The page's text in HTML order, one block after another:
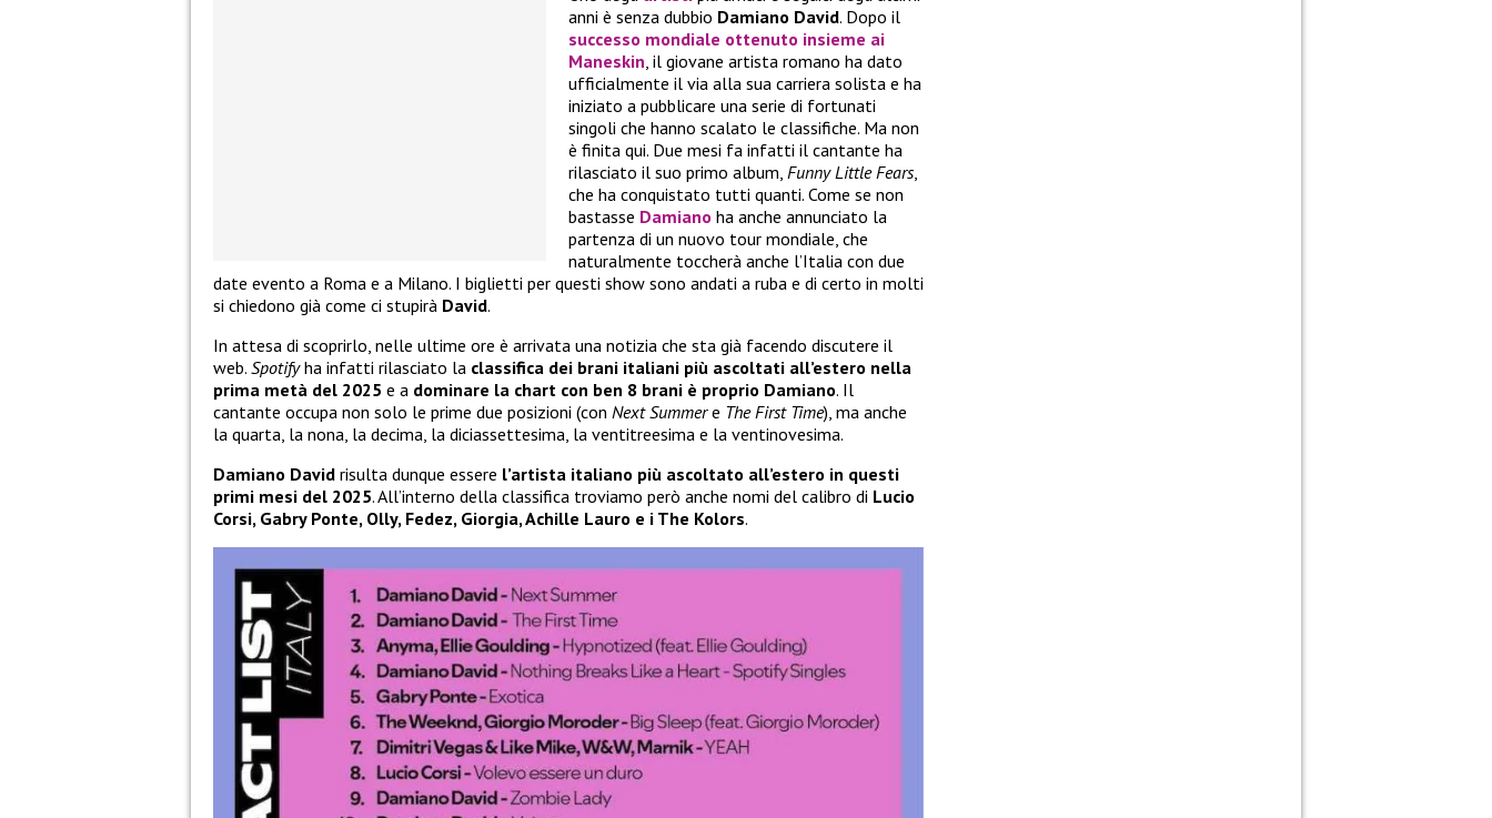
anni è senza dubbio Damiano David. Dopo il
successo mondiale ottenuto insieme ai
Maneskin, il giovane artista romano ha dato
ufficialmente il via alla sua carriera solista e ha
iniziato a pubblicare una serie di fortunati
singoli che hanno scalato le classifiche. Ma non
è finita qui. Due mesi fa infatti il cantante ha
rilasciato il suo primo album, Funny Little Fears,
che ha conquistato tutti quanti. Come se non
bastasse Damiano ha anche annunciato la
partenza di un nuovo tour mondiale, che
naturalmente toccherà anche l’Italia con due
date evento a Roma e a Milano. I biglietti per questi show sono andati a ruba e di certo in molti
si chiedono già come ci stupirà David.
In attesa di scoprirlo, nelle ultime ore è arrivata una notizia che sta già facendo discutere il
web. Spotifyha infatti rilasciato la classifica dei brani italiani più ascoltati all’estero nella
prima metà del 2025 e a dominare la chart con ben 8 brani è proprio Damiano. Il
cantante occupa non solo le prime due posizioni (con Next Summere The First Time), ma anche
la quarta, la nona, la decima, la diciassettesima, la ventitreesima e la ventinovesima.
Damiano David risulta dunque essere l’artista italiano più ascoltato all’estero in questi
primi mesi del 2025. All’interno della classifica troviamo però anche nomi del calibro di Lucio
Corsi, Gabry Ponte, Olly, Fedez, Giorgia, Achille Lauro e i The Kolors.